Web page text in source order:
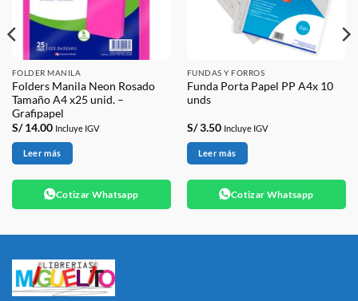
FOLDER MANILA
Folders Manila Neon Rosado
Tamaño A4 x25 unid. –
Grafipapel
S/14.00 Incluye IGV
Leer más
Cotizar Whatsapp
FUNDAS Y FORROS
Funda Porta Papel PP A4x 10
unds
S/3.50 Incluye IGV
Leer más
Cotizar Whatsapp